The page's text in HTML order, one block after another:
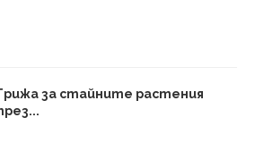
Грижа за стайните растения